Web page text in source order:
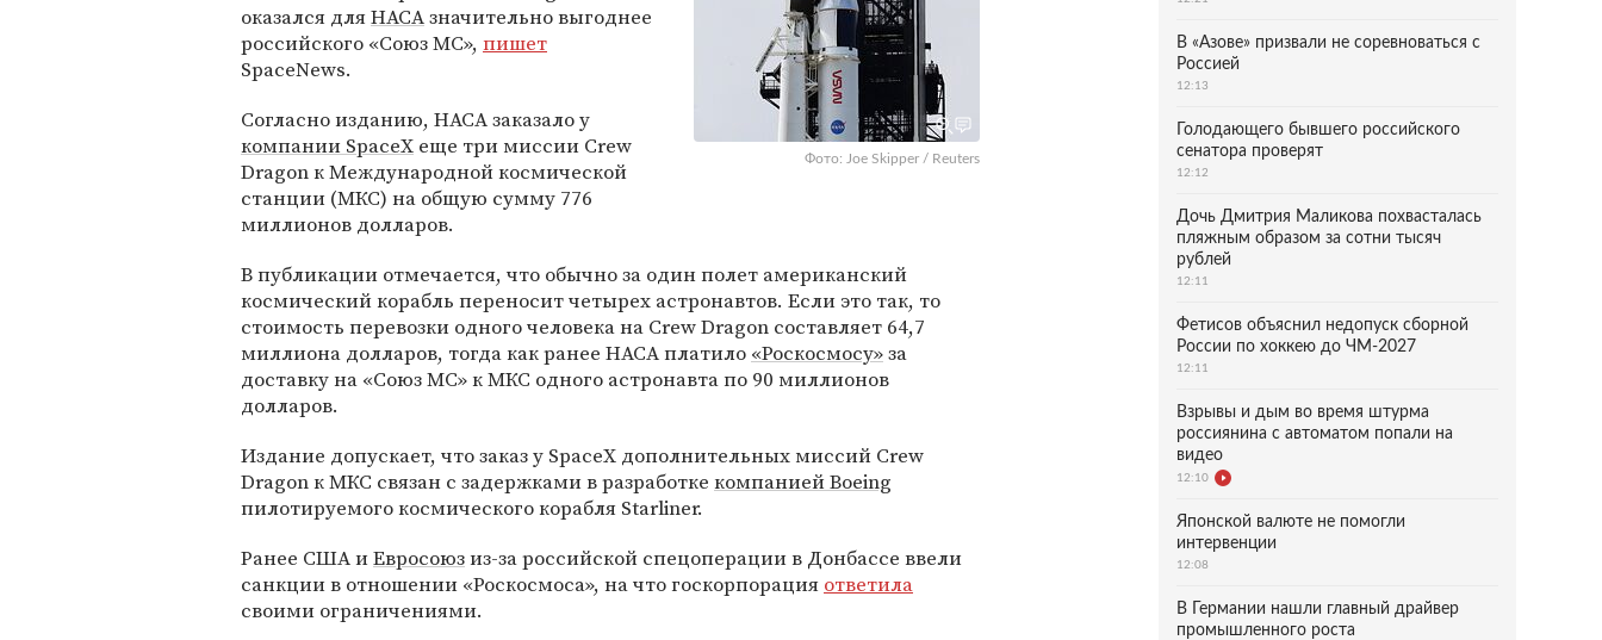
Фото: Joe Skipper / Reuters
оказался дляНАСАзначительно выгоднее
российского «Союз МС», пишет
SpaceNews.
Согласно изданию, НАСА заказало у
компании SpaceX еще три миссии Crew
Dragon к Международной космической
станции (МКС) на общую сумму 776
миллионов долларов.
В публикации отмечается, что обычно за один полет американский
космический корабль переносит четырех астронавтов. Если это так, то
стоимость перевозки одного человека на Crew Dragon составляет 64,7
миллиона долларов, тогда как ранее НАСА платило «Роскосмосу»за
доставку на «Союз МС» к МКС одного астронавта по 90 миллионов
долларов.
Издание допускает, что заказ у SpaceX дополнительных миссий Crew
Dragon к МКС связан с задержками в разработке компанией Boeing
пилотируемого космического корабля Starliner.
Ранее США иЕвросоюзиз-за российской спецоперации в Донбассе ввели
санкции в отношении «Роскосмоса», на что госкорпорация ответила
своими ограничениями.
В «Азове» призвали не соревноваться с
Россией
12:13
Голодающего бывшего российского
сенатора проверят
12:12
Дочь Дмитрия Маликова похвасталась
пляжным образом за сотни тысяч
рублей
12:11
Фетисов объяснил недопуск сборной
России по хоккею до ЧМ-2027
12:11
Взрывы и дым во время штурма
россиянина с автоматом попали на
видео
12:10
Японской валюте не помогли
интервенции
12:08
В Германии нашли главный драйвер
промышленного роста